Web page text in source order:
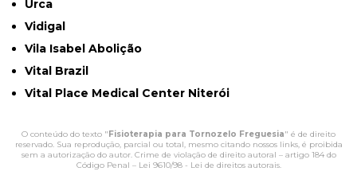
Urca
Vidigal
Vila Isabel Abolição
Vital Brazil
Vital Place Medical Center Niterói
O conteúdo do texto "Fisioterapia para Tornozelo Freguesia" é de direito
reservado. Sua reprodução, parcial ou total, mesmo citando nossos links, é proibida
sem a autorização do autor. Crime de violação de direito autoral – artigo 184 do
Código Penal – Lei 9610/98 - Lei de direitos autorais.